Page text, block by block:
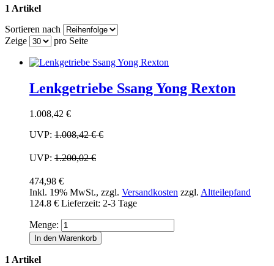
1 Artikel
Sortieren nach
Zeige
pro Seite
Lenkgetriebe Ssang Yong Rexton
1.008,42 €
UVP: 1.008,42 €€
UVP: 1.200,02 €
474,98 €
Inkl. 19% MwSt., zzgl. Versandkosten zzgl. Altteilepfand
124.8 € Lieferzeit: 2-3 Tage
Menge:
In den Warenkorb
1 Artikel